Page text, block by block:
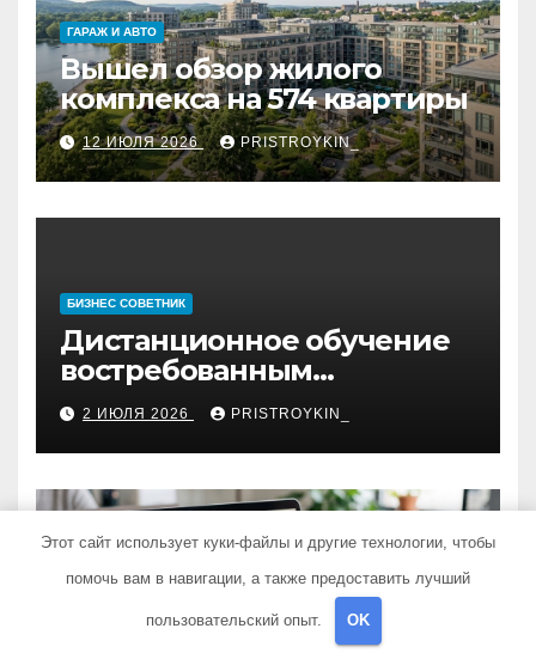
ГАРАЖ И АВТО
Вышел обзор жилого
комплекса на 574 квартиры
12 ИЮЛЯ 2026 PRISTROYKIN_
БИЗНЕС СОВЕТНИК
Дистанционное обучение
востребованным
профессиям
2 ИЮЛЯ 2026 PRISTROYKIN_
ГАРАЖ И АВТО
Виртуальная карта за 5
минут без верификации и
Этот сайт использует куки-файлы и другие технологии, чтобы
помочь вам в навигации, а также предоставить лучший
пользовательский опыт. OK